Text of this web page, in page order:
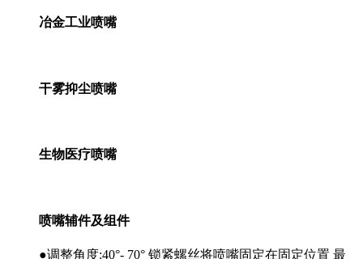
冶金工业喷嘴
干雾抑尘喷嘴
生物医疗喷嘴
喷嘴辅件及组件
●调整角度:40°- 70° 锁紧螺丝将喷嘴固定在固定位置 最